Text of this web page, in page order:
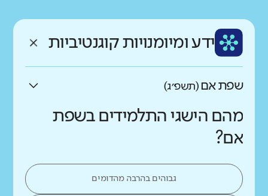
שפה
עברית
ותק
רקע חברתי כלכלי
נמוך ידע ומיומנויות קוגנטיביות
שפת אם(תשפ״ג)
מהם הישגי התלמידים בשפת
אם?
גבוהים בהרבה מהדומים